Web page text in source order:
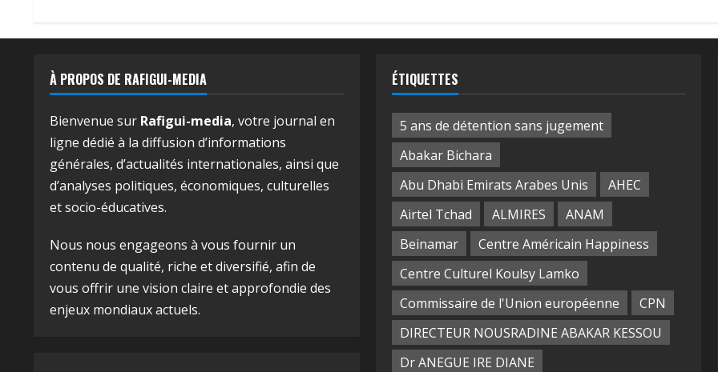
À PROPOS DE RAFIGUI-MEDIA
Bienvenue sur Rafigui-media, votre journal en
ligne dédié à la diffusion d’informations
générales, d’actualités internationales, ainsi que
d’analyses politiques, économiques, culturelles
et socio-éducatives.
Nous nous engageons à vous fournir un
contenu de qualité, riche et diversifié, afin de
vous offrir une vision claire et approfondie des
enjeux mondiaux actuels.
ÉTIQUETTES
5 ans de détention sans jugement
Abakar Bichara
Abu Dhabi Emirats Arabes Unis
AHEC
Airtel Tchad
ALMIRES
ANAM
Beinamar
Centre Américain Happiness
Centre Culturel Koulsy Lamko
Commissaire de l'Union européenne
CPN
DIRECTEUR NOUSRADINE ABAKAR KESSOU
Dr ANEGUE IRE DIANE